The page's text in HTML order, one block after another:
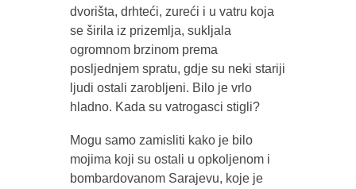
dvorišta, drhteći, zureći i u vatru koja
se širila iz prizemlja, sukljala
ogromnom brzinom prema
posljednjem spratu, gdje su neki stariji
ljudi ostali zarobljeni. Bilo je vrlo
hladno. Kada su vatrogasci stigli?
Mogu samo zamisliti kako je bilo
mojima koji su ostali u opkoljenom i
bombardovanom Sarajevu, koje je